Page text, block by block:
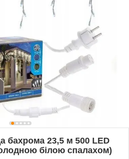
бахрома 23,5 м 500 LED
білою спалахом)